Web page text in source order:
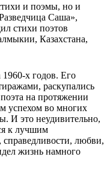
и поэмы, но и
Саша»,
стихи поэтов
Казахстана,
1960-х годов. Его
раскупались
на протяжении
успехом во многих
И это неудивительно,
к лучшим
справедливости, любви,
жизнь намного